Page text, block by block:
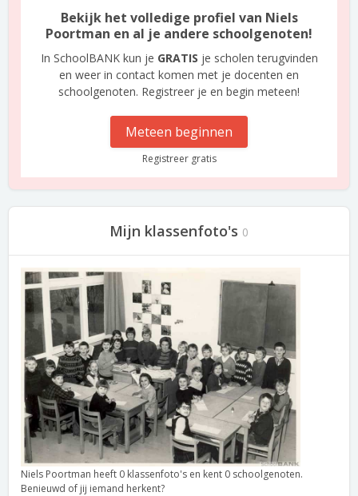
Bekijk het volledige profiel van Niels
Poortman en al je andere schoolgenoten!
In SchoolBANK kun je GRATIS je scholen terugvinden
en weer in contact komen met je docenten en
schoolgenoten. Registreer je en begin meteen!
Meteen beginnen
Registreer gratis
Mijn klassenfoto's 0
Niels Poortman heeft 0 klassenfoto's en kent 0 schoolgenoten.
Benieuwd of jij iemand herkent?